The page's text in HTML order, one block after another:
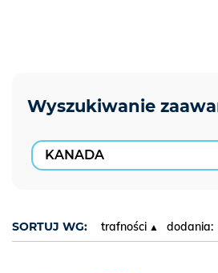
SORTUJ WG: trafności dodania: